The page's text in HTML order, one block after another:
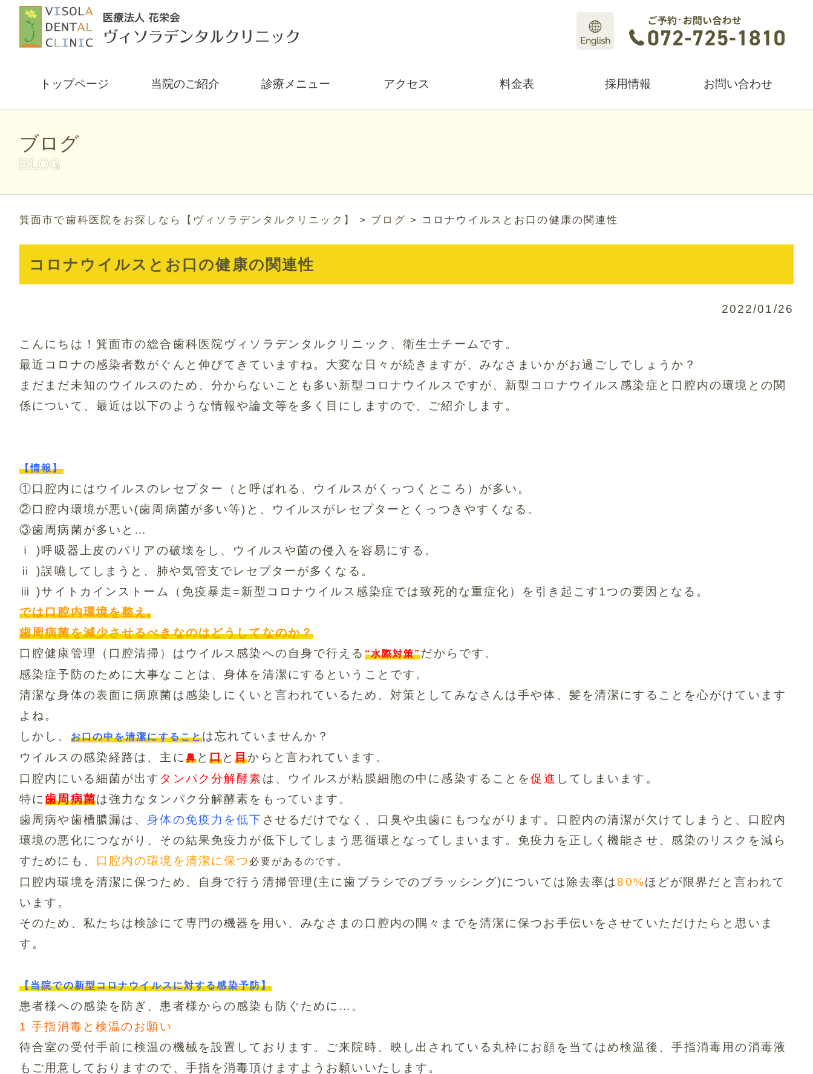
トップページ 当院のご紹介 診療メニュー アクセス 料金表 採用情報 お問い合わせ
ブログ
箕面市で歯科医院をお探しなら【ヴィソラデンタルクリニック】 > ブログ > コロナウイルスとお口の健康の関連性
コロナウイルスとお口の健康の関連性
2022/01/26
こんにちは！箕面市の総合歯科医院ヴィソラデンタルクリニック、 衛生士チームです。
最近コロナの感染者数がぐんと伸びてきていますね。 大変な日々が続きますが、みなさまいかがお過ごしでしょうか？
まだまだ未知のウイルスのため、 分からないことも多い新型コロナウイルスですが、 新型コロナウイルス感染症と口腔内の環境との関
係について、 最近は以下のような情報や論文等を多く目にしますので、 ご紹介します。
【情報】
①口腔内にはウイルスのレセプター（と呼ばれる、 ウイルスがくっつくところ）が多い。
②口腔内環境が悪い(歯周病菌が多い等)と、
ウイルスがレセプターとくっつきやすくなる。
③歯周病菌が多いと…
ⅰ )呼吸器上皮のバリアの破壊をし、 ウイルスや菌の侵入を容易にする。
ⅱ )誤嚥してしまうと、肺や気管支でレセプターが多くなる。
ⅲ )サイトカインストーム（免疫暴走=新型コロナウイルス感染症では致死的な重症化）を引き起こす1つの要因となる。
では口腔内環境を整え,
歯周病菌を減少させるべきなのはどうしてなのか？
口腔健康管理（口腔清掃）はウイルス感染への自身で行える “水際対策”だからです。
感染症予防のために大事なことは、身体を清潔にするということです。
清潔な身体の表面に病原菌は感染しにくいと言われているため、 対策としてみなさんは手や体、 髪を清潔にすることを心がけています
よね。
しかし、
お口の中を清潔にすることは忘れていませんか？
ウイルスの感染経路は、主に 鼻と口と目からと言われています。
口腔内にいる細菌が出す タンパク分解酵素は、 ウイルスが粘膜細胞の中に感染することを促進 してしまいます。
特に歯周病菌は強力なタンパク分解酵素をもっています。
歯周病や歯槽膿漏は、身体の免疫力を低下 させるだけでなく、 口臭や虫歯にもつながります。口腔内の清潔が欠けてしまうと、
口腔内
環境の悪化につながり、 その結果免疫力が低下してしまう悪循環となってしまいます。 免疫力を正しく機能させ、感染のリスクを減ら
すためにも、
口腔内の環境を清潔に保つ 必要があるのです。
口腔内環境を清潔に保つため、自身で行う清掃管理(主に歯ブラシでのブラッシング)については除去率は80%ほどが限界だと言われて
います。
そのため、私たちは検診にて専門の機器を用い、 みなさまの口腔内の隅々までを清潔に保つお手伝いをさせていただけたらと思いま
す。
【当院での新型コロナウイルスに対する感染予防】
患者様への感染を防ぎ、患者様からの感染も防ぐために…。
1 手指消毒と検温のお願い
待合室の受付手前に検温の機械を設置しております。ご来院時、
映し出されている丸枠にお顔を当てはめ検温後、 手指消毒用の消毒液
もご用意しておりますので、 手指を消毒頂けますようお願いいたします。